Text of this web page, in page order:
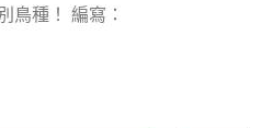
鳥種！ 編寫：